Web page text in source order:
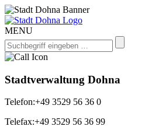
MENU
Stadtverwaltung Dohna
Telefon:+49 3529 56 36 0
Telefax:+49 3529 56 36 99